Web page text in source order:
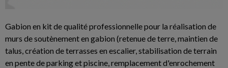
Gabion en kit de qualité professionnelle pour la réalisation de
murs de soutènement en gabion (retenue de terre, maintien de
talus, création de terrasses en escalier, stabilisation de terrain
en pente de parking et piscine, remplacement d'enrochement